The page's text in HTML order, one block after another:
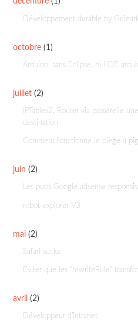
Développement durable by Gnieark
octobre (1)
Arduino, sans Eclipse, ni l'IDE
juillet (2)
IPTables2, Router via passerelle
destination
Comment fonctionne le piège à
juin (2)
Les pubs Google adsense
robot explorer V3
mai (2)
Safari sucks
Eviter que les "rewriteRule"
avril (2)
Développeur d'intranet